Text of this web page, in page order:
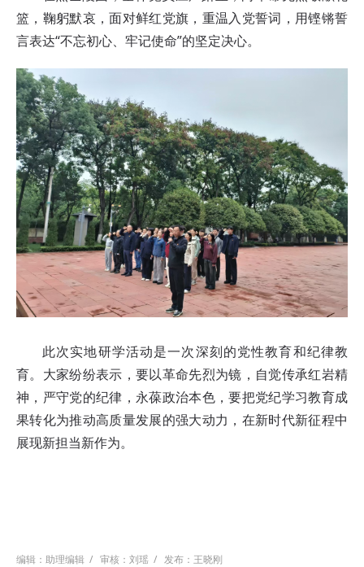
篮，鞠躬默哀，面对鲜红党旗，重温入党誓词，用铿锵誓
言表达“不忘初心、牢记使命”的坚定决心。
此次实地研学活动是一次深刻的党性教育和纪律教
育。大家纷纷表示，要以革命先烈为镜，自觉传承红岩精
神，严守党的纪律，永葆政治本色，要把党纪学习教育成
果转化为推动高质量发展的强大动力，在新时代新征程中
展现新担当新作为。
编辑：助理编辑 / 审核：刘瑶 / 发布：王晓刚